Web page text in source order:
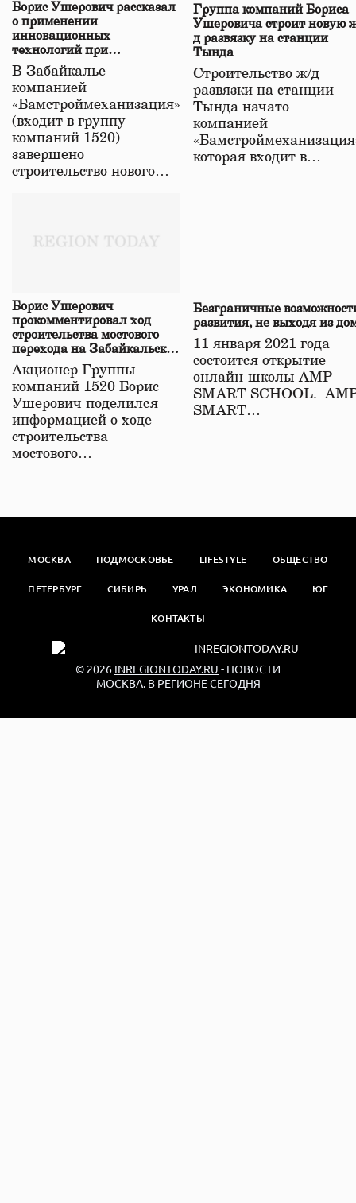
Борис Ушерович рассказал
о применении
инновационных
технологий при
строительстве нового моста
в Забайкалье
В Забайкалье
компанией
«Бамстроймеханизация»
(входит в группу
компаний 1520)
завершено
строительство нового…
Группа компаний Бориса
Ушеровича строит новую
д развязку на станции
Тында
Строительство ж/д
развязки на станции
Тында начато
компанией
которая входит в…
Борис Ушерович
прокомментировал ход
строительства мостового
перехода на Забайкальской
железной дороге
Акционер Группы
компаний 1520 Борис
Ушерович поделился
информацией о ходе
строительства
мостового…
Безграничные
развития, не выходя из
11 января 2021 года
состоится открытие
онлайн-школы АМР
SMART SCHOOL.
SMART…
МОСКВА ПОДМОСКОВЬЕ LIFESTYLE ОБЩЕСТВО
ПЕТЕРБУРГ СИБИРЬ УРАЛ ЭКОНОМИКА ЮГ
КОНТАКТЫ
© 2026 INREGIONTODAY.RU - НОВОСТИ
МОСКВА. В РЕГИОНЕ СЕГОДНЯ